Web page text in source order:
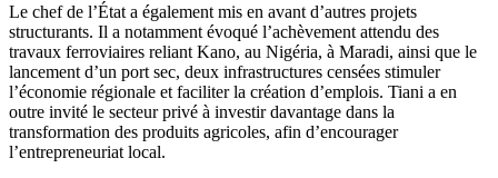
Le chef de l’État a également mis en avant d’autres projets
structurants. Il a notamment évoqué l’achèvement attendu des
travaux ferroviaires reliant Kano, au Nigéria, à Maradi, ainsi que le
lancement d’un port sec, deux infrastructures censées stimuler
l’économie régionale et faciliter la création d’emplois. Tiani a en
outre invité le secteur privé à investir davantage dans la
transformation des produits agricoles, afin d’encourager
l’entrepreneuriat local.